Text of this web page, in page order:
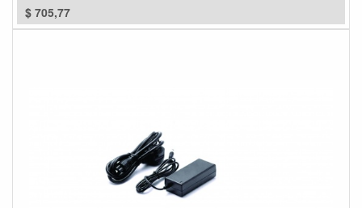
$ 705,77